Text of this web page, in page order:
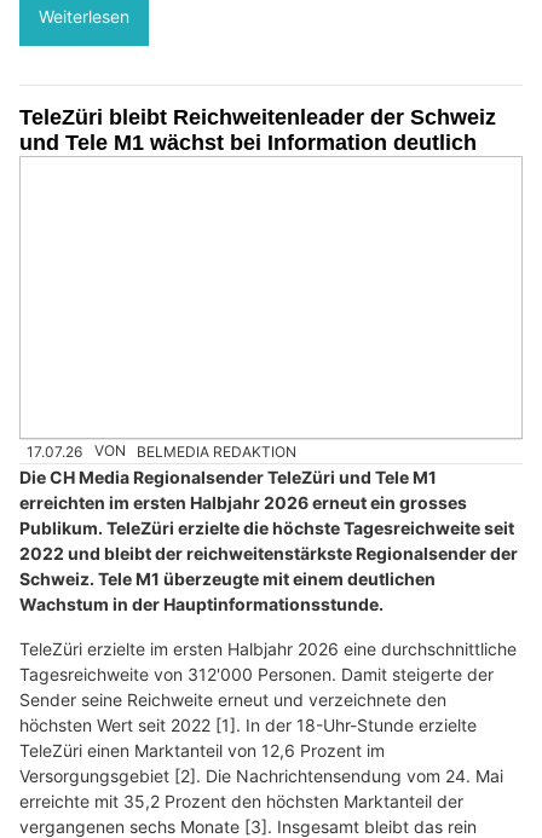
Weiterlesen
TeleZüri bleibt Reichweitenleader der Schweiz
und Tele M1 wächst bei Information deutlich
17.07.26 VON BELMEDIA REDAKTION
Die CH Media Regionalsender TeleZüri und Tele M1
erreichten im ersten Halbjahr 2026 erneut ein grosses
Publikum. TeleZüri erzielte die höchste Tagesreichweite seit
2022 und bleibt der reichweitenstärkste Regionalsender der
Schweiz. Tele M1 überzeugte mit einem deutlichen
Wachstum in der Hauptinformationsstunde.
TeleZüri erzielte im ersten Halbjahr 2026 eine durchschnittliche
Tagesreichweite von 312'000 Personen. Damit steigerte der
Sender seine Reichweite erneut und verzeichnete den
höchsten Wert seit 2022 [1]. In der 18-Uhr-Stunde erzielte
TeleZüri einen Marktanteil von 12,6 Prozent im
Versorgungsgebiet [2]. Die Nachrichtensendung vom 24. Mai
erreichte mit 35,2 Prozent den höchsten Marktanteil der
vergangenen sechs Monate [3]. Insgesamt bleibt das rein